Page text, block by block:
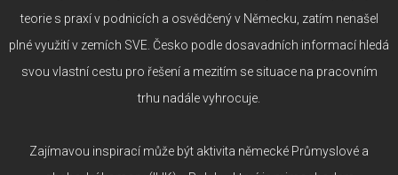
teorie s praxí v podnicích a osvědčený v Německu, zatím nenašel
plné využití v zemích SVE. Česko podle dosavadních informací hledá
svou vlastní cestu pro řešení a mezitím se situace na pracovním
trhu nadále vyhrocuje.
Zajímavou inspirací může být aktivita německé Průmyslové a